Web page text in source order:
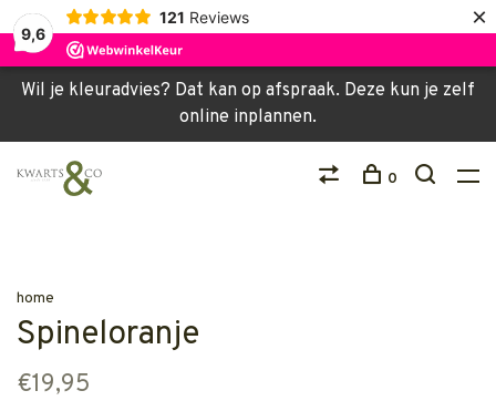
9,6
121 Reviews ×
Wil je kleuradvies? Dat kan op afspraak. Deze kun je zelf
online inplannen.
0
home
Spineloranje
€19,95